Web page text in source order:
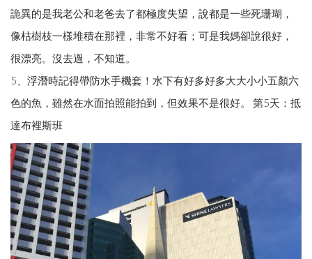
詭異的是我老公和老爸去了都極度失望，說都是一些死珊瑚，
像枯樹枝一樣堆積在那裡，非常不好看；可是我媽卻說很好，
很漂亮。沒去過，不知道。
5、浮潛時記得帶防水手機套！水下有好多好多大大小小五顏六
色的魚，雖然在水面拍照能拍到，但效果不是很好。 第5天：抵
達布裡斯班